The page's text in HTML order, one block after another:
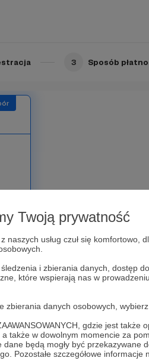
Twoją prywatność
usług czuł się komfortowo,
i zbierania danych, dostęp
które wspierają nas w
danych osobowych, wybierz
gdzie jest także
także w dowolnym momencie za
będą mogły być przekazywane
Pozostałe szczegółowe
3 Sposób
z